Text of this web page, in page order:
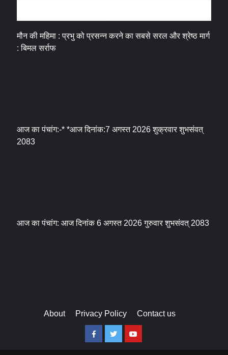
मौन की महिमा : प्रभु को प्रसन्न करने का सबसे सरल और श्रेष्ठ मार्ग
: बिमल सर्राफ
आज का पंचांग:-* *आज दिनांक:7 अगस्त 2026 शुक्रवार शुभसंवत्
2083
आज का पंचांग: आज दिनांक 6 अगस्त 2026 गुरुवार शुभसंवत् 2083
About Privacy Policy Contact us
FacebookTwitterYoutube